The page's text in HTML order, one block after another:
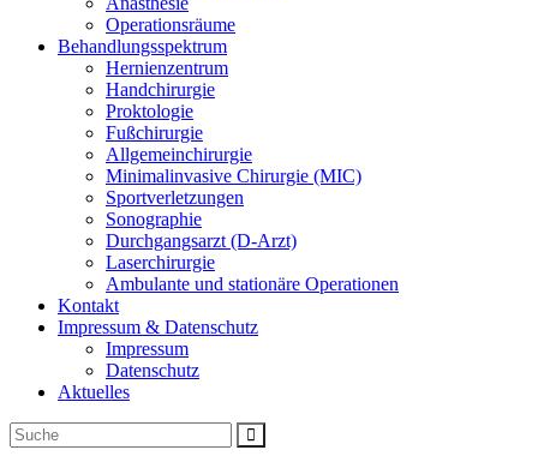
Operationsräume
Behandlungsspektrum
Hernienzentrum
Handchirurgie
Proktologie
Fußchirurgie
Allgemeinchirurgie
Minimalinvasive Chirurgie (MIC)
Sportverletzungen
Sonographie
Durchgangsarzt (D-Arzt)
Laserchirurgie
Ambulante und stationäre Operationen
Kontakt
Impressum & Datenschutz
Impressum
Datenschutz
Aktuelles